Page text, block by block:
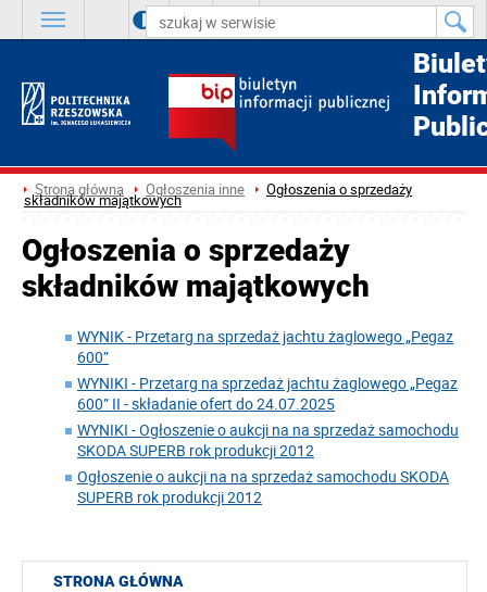
A A A
Strona główna Ogłoszenia inne Ogłoszenia o sprzedaży
składników majątkowych
Ogłoszenia o sprzedaży
składników majątkowych
WYNIK - Przetarg na sprzedaż jachtu żaglowego „Pegaz
600”
WYNIKI - Przetarg na sprzedaż jachtu żaglowego „Pegaz
600” II - składanie ofert do 24.07.2025
WYNIKI - Ogłoszenie o aukcji na na sprzedaż samochodu
SKODA SUPERB rok produkcji 2012
Ogłoszenie o aukcji na na sprzedaż samochodu SKODA
SUPERB rok produkcji 2012
STRONA GŁÓWNA